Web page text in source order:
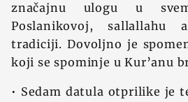
značajnu ulogu u
Poslanikovoj, sallallahu
tradiciji. Dovoljno je
koji se spominje u Kur’anu
• Sedam datula otprilike je